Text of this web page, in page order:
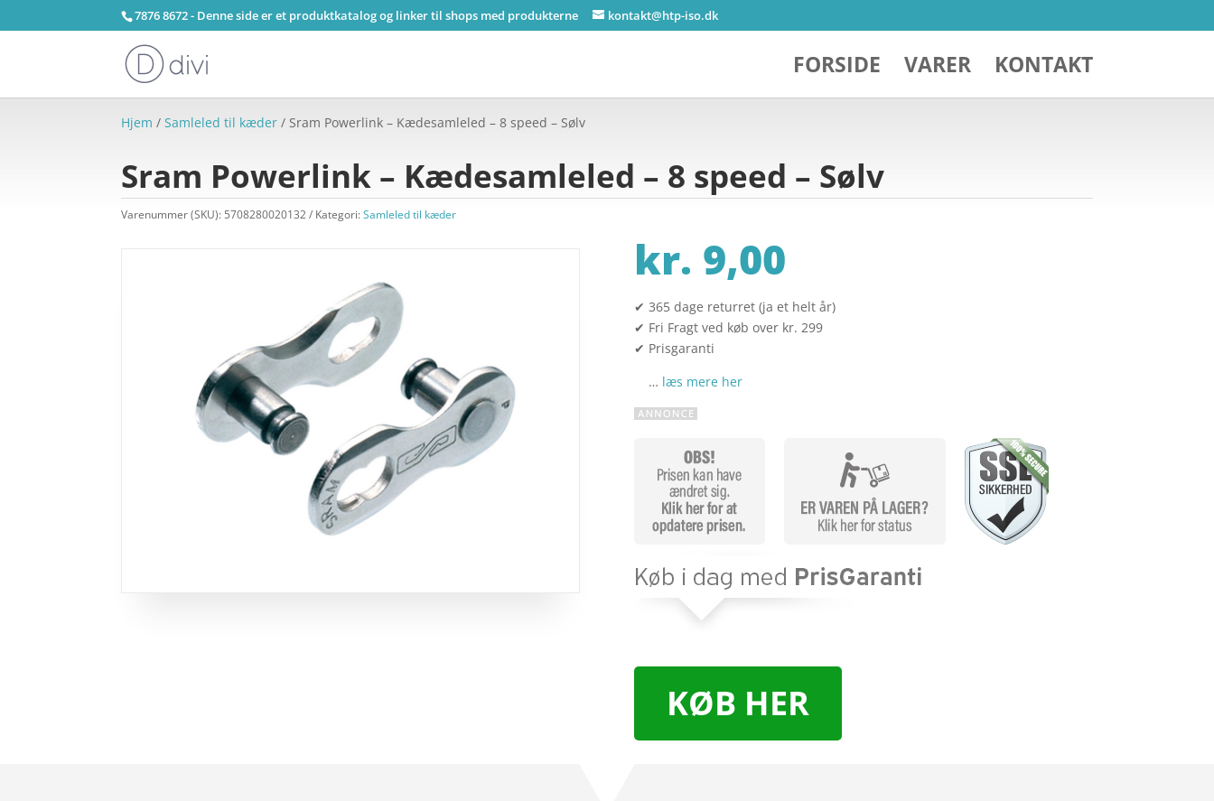
7876 8672 - Denne side er et produktkatalog og linker til shops med produkterne kontakt@htp-iso.dk
FORSIDE VARER KONTAKT
Hjem /Samleled til kæder / Sram Powerlink – Kædesamleled – 8 speed – Sølv
Sram Powerlink – Kædesamleled – 8 speed – Sølv
Varenummer (SKU): 5708280020132 Kategori:Samleled til kæder
kr. 9,00
✔ 365 dage returret (ja et helt år)
✔ Fri Fragt ved køb over kr. 299
✔ Prisgaranti
… læs mere her
KØB HER